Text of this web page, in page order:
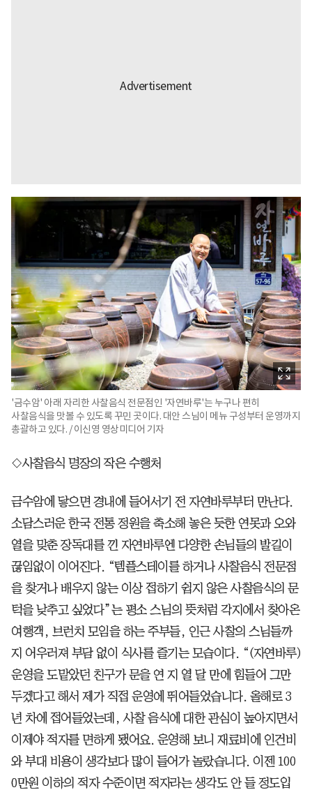
'금수암' 아래 자리한 사찰음식 전문점인 '자연바루'는 누구나 편히
사찰음식을 맛볼 수 있도록 꾸민 곳이다. 대안 스님이 메뉴 구성부터 운영까지
총괄하고 있다. / 이신영 영상미디어 기자
◇사찰음식 명장의 작은 수행처
금수암에 닿으면 경내에 들어서기 전 자연바루부터 만난다.
소담스러운 한국 전통 정원을 축소해 놓은 듯한 연못과 오와
열을 맞춘 장독대를 낀 자연바루엔 다양한 손님들의 발길이
끊임없이 이어진다. “템플스테이를 하거나 사찰음식 전문점
을 찾거나 배우지 않는 이상 접하기 쉽지 않은 사찰음식의 문
턱을 낮추고 싶었다”는 평소 스님의 뜻처럼 각지에서 찾아온
여행객, 브런치 모임을 하는 주부들, 인근 사찰의 스님들까
지 어우러져 부담 없이 식사를 즐기는 모습이다. “(자연바루)
운영을 도맡았던 친구가 문을 연 지 열 달 만에 힘들어 그만
두겠다고 해서 제가 직접 운영에 뛰어들었습니다. 올해로 3
년 차에 접어들었는데, 사찰 음식에 대한 관심이 높아지면서
이제야 적자를 면하게 됐어요. 운영해 보니 재료비에 인건비
와 부대 비용이 생각보다 많이 들어가 놀랐습니다. 이젠 100
0만원 이하의 적자 수준이면 적자라는 생각도 안 들 정도입